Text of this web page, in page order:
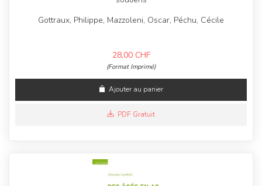
Gottraux, Philippe, Mazzoleni, Oscar, Péchu, Cécile
28,00 CHF
(Format Imprimé)
Ajouter au panier
PDF Gratuit